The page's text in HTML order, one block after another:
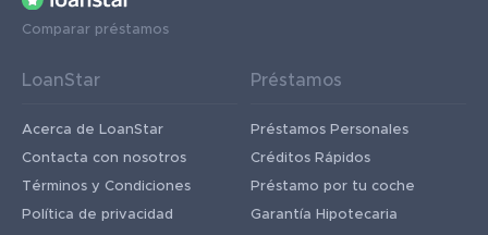
Comparar préstamos
LoanStar
Acerca de LoanStar
Contacta con nosotros
Términos y Condiciones
Política de privacidad
Préstamos
Préstamos Personales
Créditos Rápidos
Préstamo por tu coche
Garantía Hipotecaria